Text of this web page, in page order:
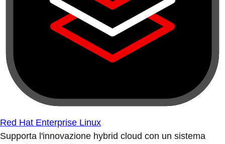
Red Hat Enterprise Linux
Supporta l'innovazione hybrid cloud con un sistema